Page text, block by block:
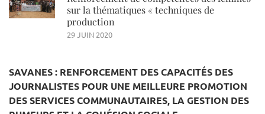
sur la thématiques « techniques de
production
29 JUIN 2020
SAVANES : RENFORCEMENT DES CAPACITÉS DES
JOURNALISTES POUR UNE MEILLEURE PROMOTION
DES SERVICES COMMUNAUTAIRES, LA GESTION DES